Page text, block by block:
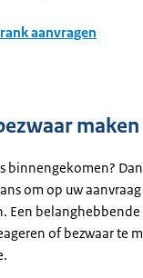
aanvragen
maken
binnengekomen?
om op uw
Een
of bezwaar te